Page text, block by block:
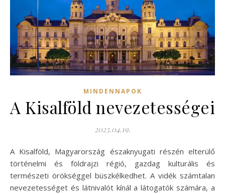
MINDENNAPOK
A Kisalföld nevezetességei
2023.04.19.
A Kisalföld, Magyarország északnyugati részén elterülő
történelmi és földrajzi régió, gazdag kulturális és
természeti örökséggel büszkélkedhet. A vidék számtalan
nevezetességet és látnivalót kínál a látogatók számára, a